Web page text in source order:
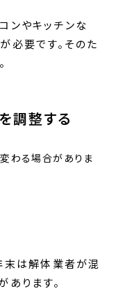
ンやキッチンな
必要です。そのた
調整する
わる場合がありま
末は解体業者が混
あります。